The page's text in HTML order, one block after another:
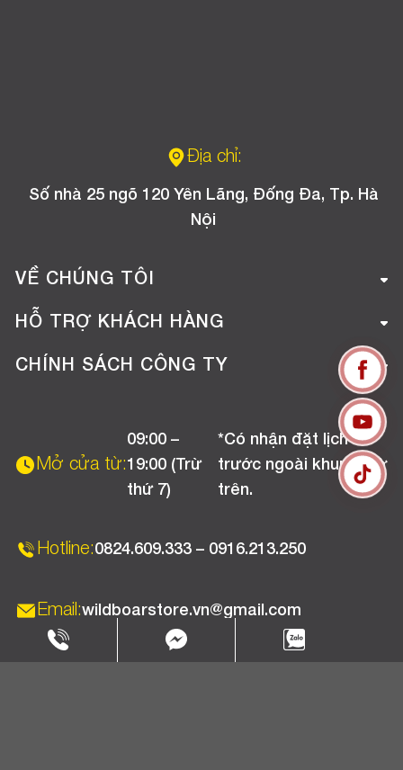
Địa chỉ:
Số nhà 25 ngõ 120 Yên Lãng, Đống Đa, Tp. Hà
Nội
VỀ CHÚNG TÔI
Giới thiệu công ty
Tuyển dụng
HỖ TRỢ KHÁCH HÀNG
Hướng dẫn mua hàng online
Chương trình khuyến mãi
CHÍNH SÁCH CÔNG TY
Chính sách bảo hành
Mở cửa từ:
09:00 –
19:00 (Trừ
thứ 7)
*Có nhận đặt lịch
trước ngoài khung giờ
trên.
Hotline:0824.609.333 – 0916.213.250
Email:wildboarstore.vn@gmail.com